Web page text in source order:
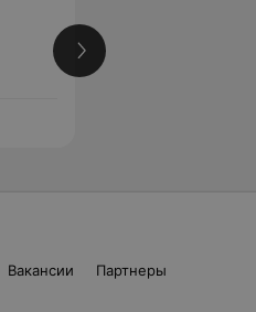
Вакансии
Партнеры